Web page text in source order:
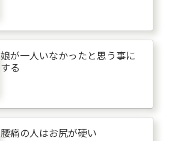
娘が一人いなかったと思う事に
する
腰痛の人はお尻が硬い